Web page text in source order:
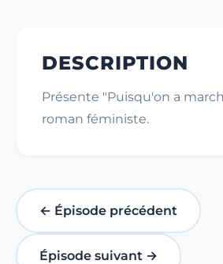
DESCRIPTION
Présente "Puisqu'on a
roman féministe.
← Épisode précédent
Épisode suivant →